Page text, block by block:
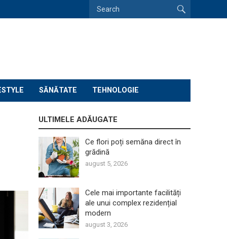
SĂNĂTATE TEHNOLOGIE
ULTIMELE ADĂUGATE
Ce flori poți semăna direct în
grădină
august 5, 2026
Cele mai importante facilități
ale unui complex rezidențial
modern
august 3, 2026